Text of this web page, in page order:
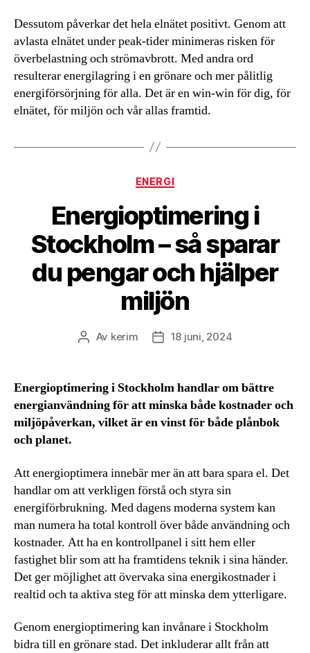
Dessutom påverkar det hela elnätet positivt. Genom att
avlasta elnätet under peak-tider minimeras risken för
överbelastning och strömavbrott. Med andra ord
resulterar energilagring i en grönare och mer pålitlig
energiförsörjning för alla. Det är en win-win för dig, för
elnätet, för miljön och vår allas framtid.
Kategorier
ENERGI
Energioptimering i
Stockholm – så sparar
du pengar och hjälper
miljön
Inläggsförfattare
Av kerim Inläggsdatum
18 juni, 2024
Energioptimering i Stockholm handlar om bättre
energianvändning för att minska både kostnader och
miljöpåverkan, vilket är en vinst för både plånbok
och planet.
Att energioptimera innebär mer än att bara spara el. Det
handlar om att verkligen förstå och styra sin
energiförbrukning. Med dagens moderna system kan
man numera ha total kontroll över både användning och
kostnader. Att ha en kontrollpanel i sitt hem eller
fastighet blir som att ha framtidens teknik i sina händer.
Det ger möjlighet att övervaka sina energikostnader i
realtid och ta aktiva steg för att minska dem ytterligare.
Genom energioptimering kan invånare i Stockholm
bidra till en grönare stad. Det inkluderar allt från att